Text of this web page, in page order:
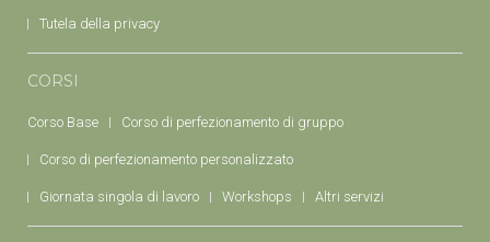
Tutela della privacy
CORSI
Corso Base Corso di perfezionamento di gruppo
Corso di perfezionamento personalizzato
Giornata singola di lavoro Workshops Altri servizi